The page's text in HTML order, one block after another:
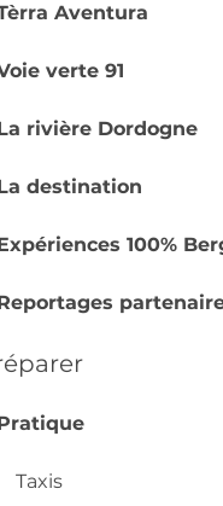
Aventura
verte 91
rivière Dordogne
destination
100%
Taxis
11